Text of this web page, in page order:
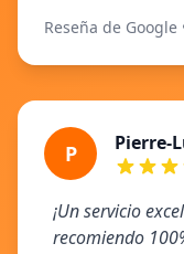
Reseña de Google
P Pierre-
¡Un servicio
recomiendo